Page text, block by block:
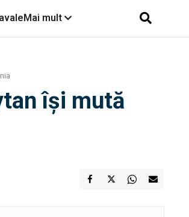
Mai mult
își mută